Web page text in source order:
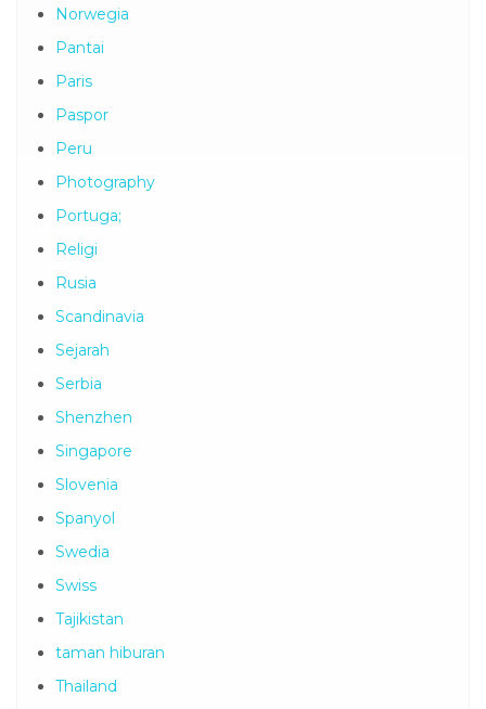
Norwegia
Pantai
Paris
Paspor
Peru
Photography
Portuga;
Religi
Rusia
Scandinavia
Sejarah
Serbia
Shenzhen
Singapore
Slovenia
Spanyol
Swedia
Swiss
Tajikistan
taman hiburan
Thailand